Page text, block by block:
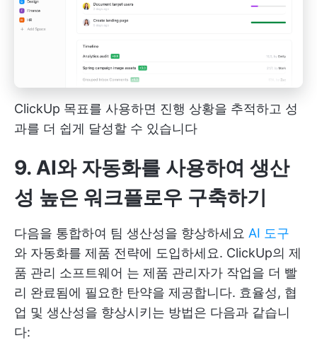
ClickUp 목표를 사용하면 진행 상황을 추적하고 성
과를 더 쉽게 달성할 수 있습니다
9. AI와 자동화를 사용하여 생산
성 높은 워크플로우 구축하기
다음을 통합하여 팀 생산성을 향상하세요 AI 도구
와 자동화를 제품 전략에 도입하세요. ClickUp의 제
품 관리 소프트웨어 는 제품 관리자가 작업을 더 빨
리 완료됨에 필요한 탄약을 제공합니다. 효율성, 협
업 및 생산성을 향상시키는 방법은 다음과 같습니
다: